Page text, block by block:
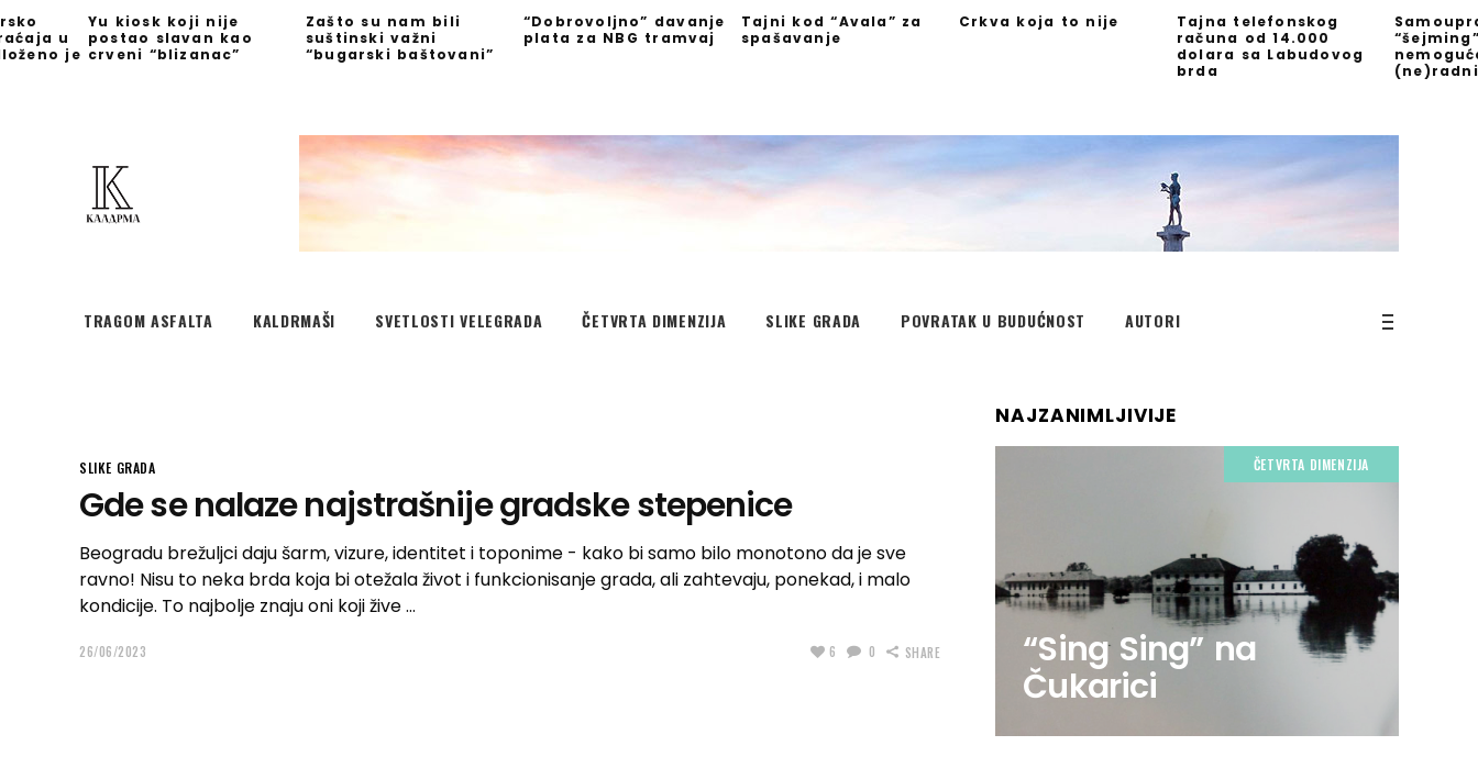
u
je
Yu kiosk koji nije
postao slavan kao
crveni “blizanac”
Zašto su nam bili
suštinski važni
“bugarski baštovani”
“Dobrovoljno” davanje
plata za NBG tramvaj
Tajni kod “Avala” za
spašavanje
Crkva koja to nije
Tajna telefonskog
računa od 14.000
dolara sa Labudovog
brda
TRAGOM ASFALTA KALDRMAŠI SVETLOSTI VELEGRADA ČETVRTA DIMENZIJA SLIKE GRADA POVRATAK U BUDUĆNOST AUTORI
SLIKE GRADA
Gde se nalaze najstrašnije gradske stepenice
Beogradu brežuljci daju šarm, vizure, identitet i toponime - kako bi samo bilo monotono da je sve
ravno! Nisu to neka brda koja bi otežala život i funkcionisanje grada, ali zahtevaju, ponekad, i malo
kondicije. To najbolje znaju oni koji žive
26/06/2023 6 0 SHARE
NAJZANIMLJIVIJE
ČETVRTA DIMENZIJA
“Sing Sing” na
Čukarici